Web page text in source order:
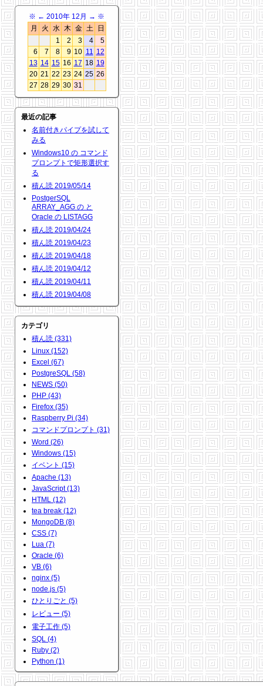
※ ← 2010年 12月 → ※
月
火 水 木 金 土
日
1
2 3 4
5
6
7 8 9 10 11 12
13 14 15 16 17 18 19
20 21 22 23 24 25 26
27 28 29 30 31
最近の記事
名前付きパイプを試して
みる
Windows10 の コマンド
プロンプトで矩形選択す
る
積ん読 2019/05/14
PostgerSQL
ARRAY_AGG の と
Oracle の LISTAGG
積ん読 2019/04/24
積ん読 2019/04/23
積ん読 2019/04/18
積ん読 2019/04/12
積ん読 2019/04/11
積ん読 2019/04/08
カテゴリ
積ん読 (331)
Linux (152)
Excel (67)
PostgreSQL (58)
NEWS (50)
PHP (43)
Firefox (35)
Raspberry Pi (34)
コマンドプロンプト (31)
Word (26)
Windows (15)
イベント (15)
Apache (13)
JavaScript (13)
HTML (12)
tea break (12)
MongoDB (8)
CSS (7)
Lua (7)
Oracle (6)
VB (6)
nginx (5)
node.js (5)
ひとりごと (5)
レビュー (5)
電子工作 (5)
SQL (4)
Ruby (2)
Python (1)